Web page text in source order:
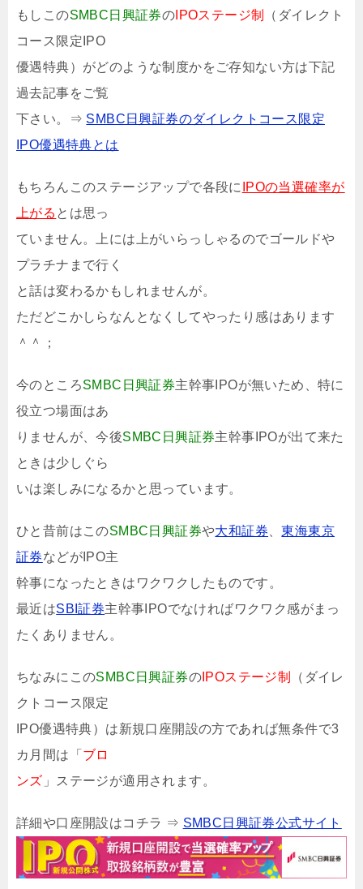
もしこのSMBC日興証券の IPOステージ制
（ダイレクト
コース限定IPO
優遇特典）がどのような制度かをご存知ない方は下記
過去記事をご覧
下さい。⇒ SMBC日興証券のダイレクトコース限定
IPO優遇特典とは
もちろんこのステージアップで各段に IPOの当選確率が
上がる とは思っ
ていません。上には上がいらっしゃるのでゴールドや
プラチナまで行く
と話は変わるかもしれませんが。
ただどこかしらなんとなくしてやったり感はあります
＾＾；
今のところSMBC日興証券主幹事IPOが無いため、特に
役立つ場面はあ
りませんが、今後SMBC日興証券主幹事IPOが出て来た
ときは少しぐら
いは楽しみになるかと思っています。
ひと昔前はこのSMBC日興証券や大和証券 、東海東京
証券などがIPO主
幹事になったときはワクワクしたものです。
最近はSBI証券主幹事IPOでなければワクワク感がまっ
たくありません。
ちなみにこのSMBC日興証券の IPOステージ制
（ダイレ
クトコース限定
IPO優遇特典）は新規口座開設の方であれば無条件で3
カ月間は「 ブロ
ンズ 」ステージが適用されます。
詳細や口座開設はコチラ ⇒ SMBC日興証券公式サイト